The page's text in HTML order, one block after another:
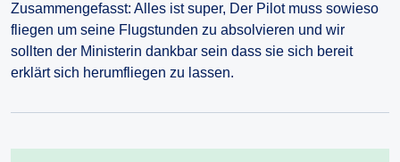
Wie viele Hubschrauberflugstunden wurden für den
Transport des Ministers / der Ministerin im
Jahr 2020 aufgewendet?
Zusammengefasst: Alles ist super, Der Pilot muss sowieso
fliegen um seine Flugstunden zu absolvieren und wir
sollten der Ministerin dankbar sein dass sie sich bereit
erklärt sich herumfliegen zu lassen.